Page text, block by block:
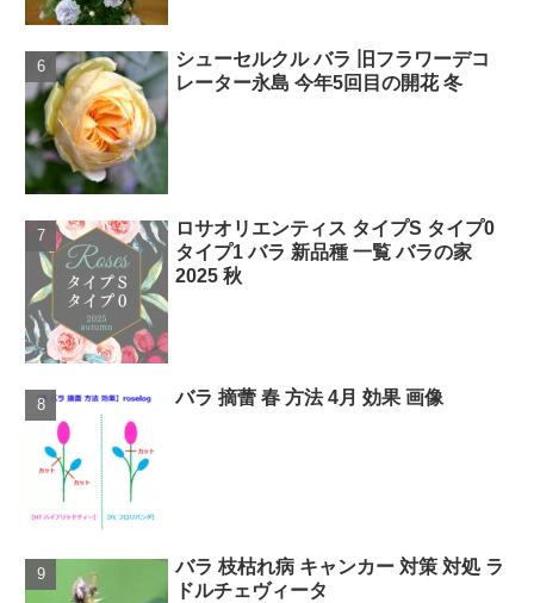
シューセルクル バラ 旧フラワーデコ
レーター永島 今年5回目の開花 冬
ロサオリエンティス タイプS タイプ0
タイプ1 バラ 新品種 一覧 バラの家
2025 秋
バラ 摘蕾 春 方法 4月 効果 画像
バラ 枝枯れ病 キャンカー 対策 対処 ラ
ドルチェヴィータ